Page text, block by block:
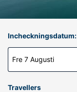
Incheckningsdatum:
Fre 7 Augusti
Travellers